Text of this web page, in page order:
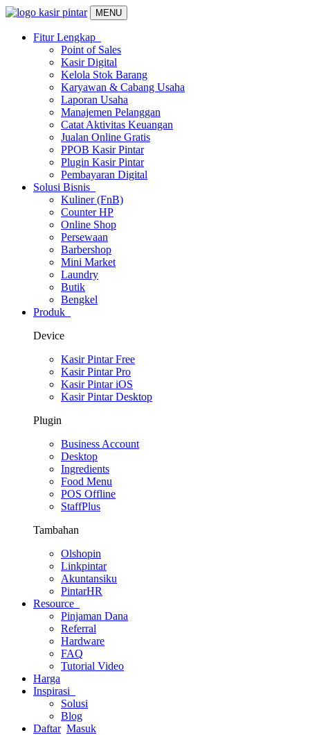
MENU
Fitur Lengkap
Point of Sales
Kasir Digital
Kelola Stok Barang
Karyawan & Cabang Usaha
Laporan Usaha
Manajemen Pelanggan
Catat Aktivitas Keuangan
Jualan Online Gratis
PPOB Kasir Pintar
Plugin Kasir Pintar
Pembayaran Digital
Solusi Bisnis
Kuliner (FnB)
Counter HP
Online Shop
Persewaan
Barbershop
Mini Market
Laundry
Butik
Bengkel
Produk
Device
Kasir Pintar Free
Kasir Pintar Pro
Kasir Pintar iOS
Kasir Pintar Desktop
Plugin
Business Account
Desktop
Ingredients
Food Menu
POS Offline
StaffPlus
Tambahan
Olshopin
Linkpintar
Akuntansiku
PintarHR
Resource
Pinjaman Dana
Referral
Hardware
FAQ
Tutorial Video
Harga
Inspirasi
Solusi
Blog
Daftar Masuk